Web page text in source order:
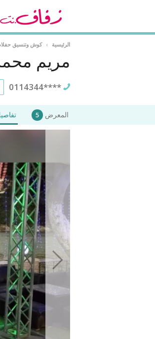
الرئيسية › كوش وتنسيق
مريم
0114344****
المعرض 5